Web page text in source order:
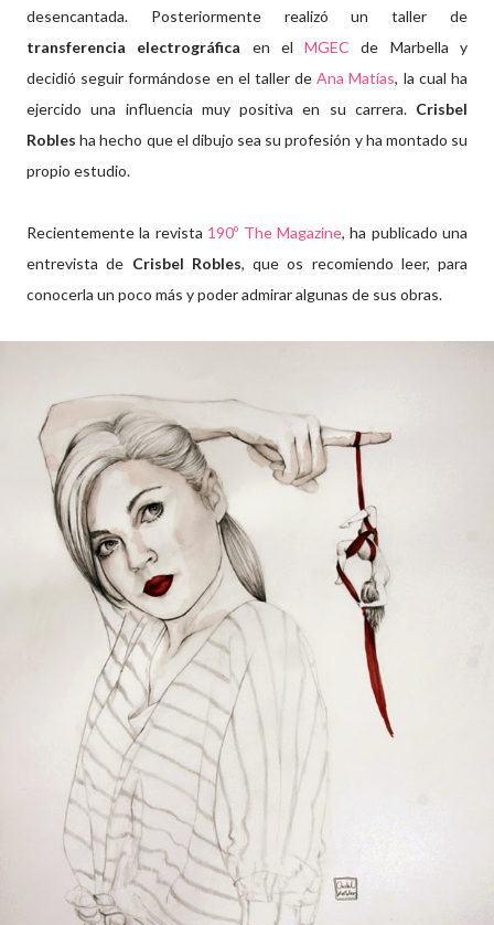
desencantada. Posteriormente realizó un taller de
transferencia electrográfica en elMGEC de Marbella y
decidió seguir formándose en el taller deAna Matías, la cual ha
ejercido una influencia muy positiva en su carrera. Crisbel
Robles ha hecho que el dibujo sea su profesión y ha montado su
propio estudio.
Recientemente la revista 190º The Magazine, ha publicado una
entrevista de Crisbel Robles, que os recomiendo leer, para
conocerla un poco más y poder admirar algunas de sus obras.